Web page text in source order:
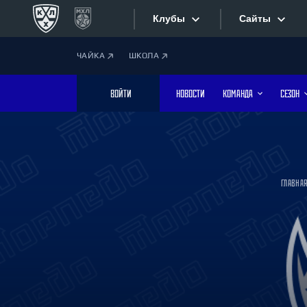
Клубы
Дивизион Боброва
Лада
Сайты
Фотобанк
ЧАЙКА ШКОЛА
ВОЙТИ НОВОСТИ КОМАНДА СЕЗОН
ГЛАВНАЯ